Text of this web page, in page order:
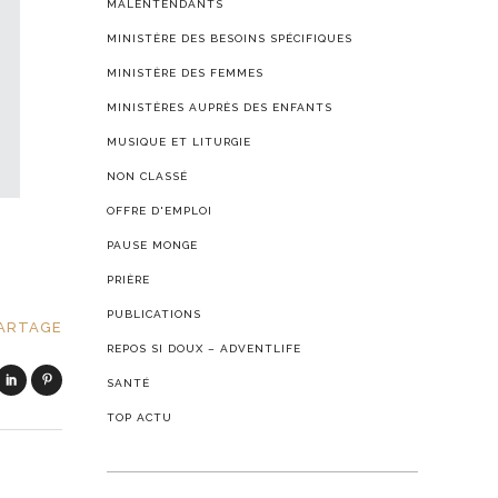
MALENTENDANTS
MINISTÈRE DES BESOINS SPÉCIFIQUES
MINISTÈRE DES FEMMES
MINISTÈRES AUPRÈS DES ENFANTS
MUSIQUE ET LITURGIE
NON CLASSÉ
OFFRE D'EMPLOI
PAUSE MONGE
PRIÈRE
PUBLICATIONS
REPOS SI DOUX – ADVENTLIFE
SANTÉ
TOP ACTU